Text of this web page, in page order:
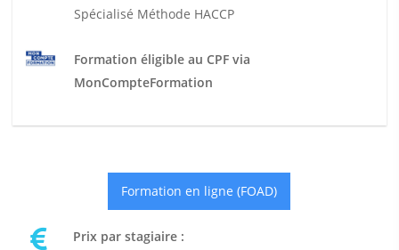
Spécialisé Méthode HACCP
Formation éligible au CPF via
MonCompteFormation
Formation en ligne (FOAD)
Prix par stagiaire :